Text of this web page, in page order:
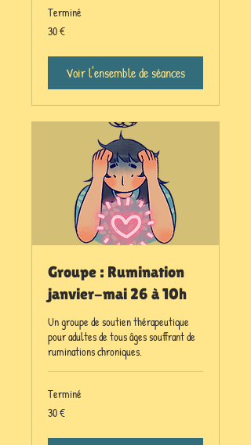
Terminé
30
euros
30 €
Voir l'ensemble de séances
Groupe : Rumination
janvier-mai 26 à 10h
Un groupe de soutien thérapeutique
pour adultes de tous âges souffrant de
ruminations chroniques.
Terminé
30
euros
30 €